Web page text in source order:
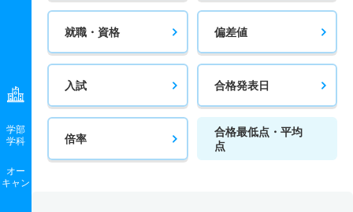
学部
学科
オー
キャン
就職・資格 偏差値
入試 合格発表日
倍率
合格最低点・平均
点